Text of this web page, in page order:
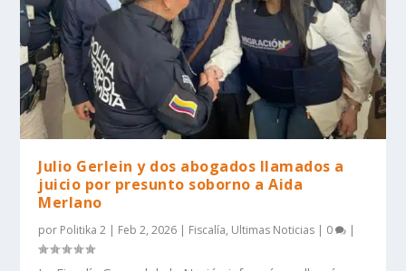
Julio Gerlein y dos abogados llamados a
juicio por presunto soborno a Aida
Merlano
por Politika 2 Feb 2, 2026 Fiscalía, Ultimas Noticias 0